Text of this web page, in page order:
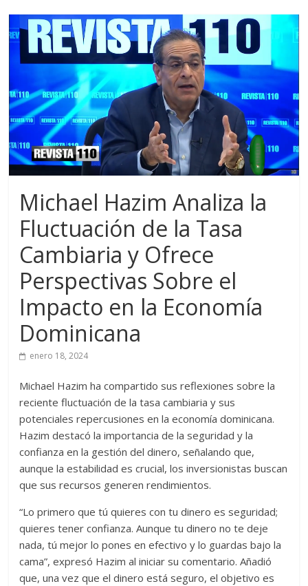
Michael Hazim Analiza la
Fluctuación de la Tasa
Cambiaria y Ofrece
Perspectivas Sobre el
Impacto en la Economía
Dominicana
enero 18, 2024
Michael Hazim ha compartido sus reflexiones sobre la
reciente fluctuación de la tasa cambiaria y sus
potenciales repercusiones en la economía dominicana.
Hazim destacó la importancia de la seguridad y la
confianza en la gestión del dinero, señalando que,
aunque la estabilidad es crucial, los inversionistas buscan
que sus recursos generen rendimientos.
“Lo primero que tú quieres con tu dinero es seguridad;
quieres tener confianza. Aunque tu dinero no te deje
nada, tú mejor lo pones en efectivo y lo guardas bajo la
cama”, expresó Hazim al iniciar su comentario. Añadió
que, una vez que el dinero está seguro, el objetivo es